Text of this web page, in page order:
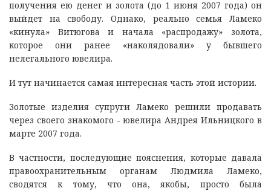
получения ею денег и золота (до 1 июня 2007 года) он
выйдет на свободу. Однако, реально семья Ламеко
«кинула» Витюгова и начала «распродажу» золота,
которое они ранее «наколядовали» у бывшего
нелегального ювелира.
И тут начинается самая интересная часть этой истории.
Золотые изделия супруги Ламеко решили продавать
через своего знакомого - ювелира Андрея Ильницкого в
марте 2007 года.
В частности, последующие пояснения, которые давала
правоохранительным органам Людмила Ламеко,
сводятся к тому, что она, якобы, просто была